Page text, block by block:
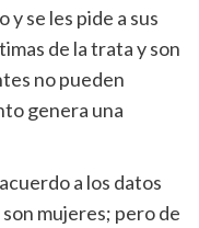
se les pide a sus
de la trata y son
no pueden
genera una
a los datos
mujeres; pero de